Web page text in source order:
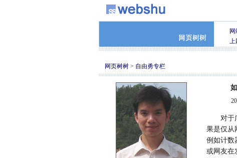
上
网页树树 > 自由勇专栏
对于广
果是仅从
例如计数
或网友在